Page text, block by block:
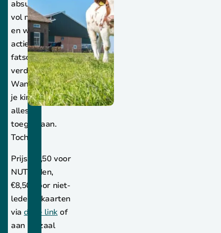
absurde strijd
vol manipulaties
en wanhopige
acties waarbij de
fatsoensgrenzen
verder vervagen.
Want als het om
je kind gaat, is
alles
toegestaan.
Toch?
Prijs: €6,50 voor
NUT-leden,
€8,50 voor niet-
leden – kaarten
via deze linkof
aan de zaal